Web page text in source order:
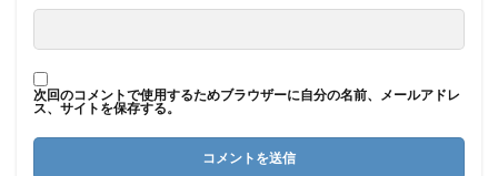
次回のコメントで使用するためブラウザーに自分の名前、メールアドレ
ス、サイトを保存する。